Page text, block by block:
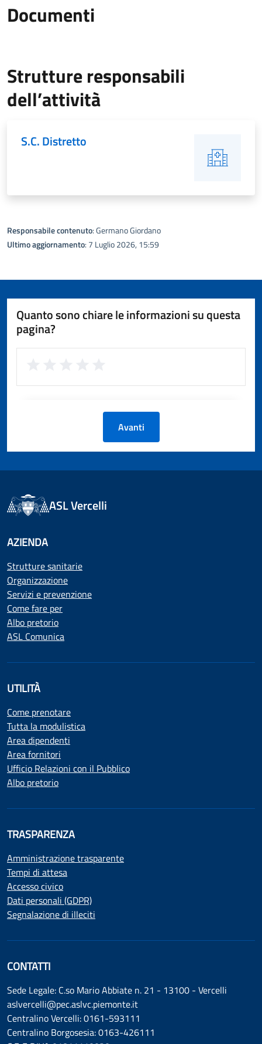
Documenti
Strutture responsabili
dell’attività
S.C. Distretto
Responsabile contenuto: Germano Giordano
Ultimo aggiornamento: 7 Luglio 2026, 15:59
Quanto sono chiare le informazioni su questa
pagina?
Avanti
ASL Vercelli
AZIENDA
Strutture sanitarie
Organizzazione
Servizi e prevenzione
Come fare per
Albo pretorio
ASL Comunica
UTILITÀ
Come prenotare
Tutta la modulistica
Area dipendenti
Area fornitori
Ufficio Relazioni con il Pubblico
Albo pretorio
TRASPARENZA
Amministrazione trasparente
Tempi di attesa
Accesso civico
Dati personali (GDPR)
Segnalazione di illeciti
CONTATTI
Sede Legale: C.so Mario Abbiate n. 21 - 13100 - Vercelli
aslvercelli@pec.aslvc.piemonte.it
Centralino Vercelli: 0161-593111
Centralino Borgosesia: 0163-426111